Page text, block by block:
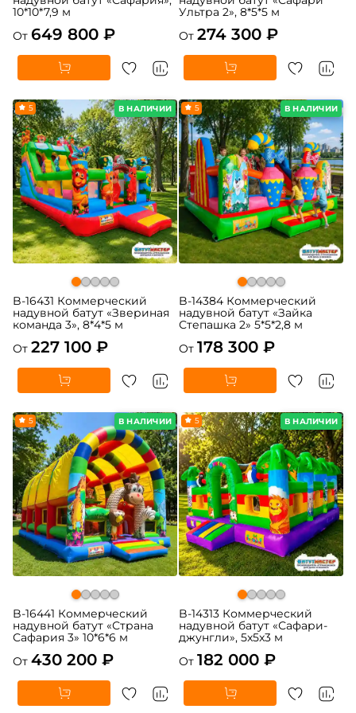
10*10*7,9 м
От 649 800 ₽
Ультра 2», 8*5*5 м
От 274 300 ₽
В НАЛИЧИИ
5
B-16431 Коммерческий
надувной батут «Звериная
команда 3», 8*4*5 м
От 227 100 ₽
В НАЛИЧИИ
5
B-14384 Коммерческий
надувной батут «Зайка
Степашка 2» 5*5*2,8 м
От 178 300 ₽
В НАЛИЧИИ
5
B-16441 Коммерческий
надувной батут «Страна
Сафария 3» 10*6*6 м
От 430 200 ₽
В НАЛИЧИИ
5
B-14313 Коммерческий
надувной батут «Сафари-
джунгли», 5x5x3 м
От 182 000 ₽